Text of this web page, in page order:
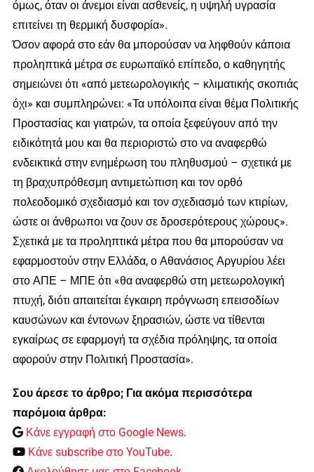
όμως, όταν οι άνεμοι είναι ασθενείς, η υψηλή υγρασία
επιτείνει τη θερμική δυσφορία».
Όσον αφορά στο εάν θα μπορούσαν να ληφθούν κάποια
προληπτικά μέτρα σε ευρωπαϊκό επίπεδο, ο καθηγητής
σημειώνει ότι «από μετεωρολογικής – κλιματικής σκοπιάς
όχι» και συμπληρώνει: «Τα υπόλοιπα είναι θέμα Πολιτικής
Προστασίας και γιατρών, τα οποία ξεφεύγουν από την
ειδικότητά μου και θα περιοριστώ στο να αναφερθώ
ενδεικτικά στην ενημέρωση του πληθυσμού – σχετικά με
τη βραχυπρόθεσμη αντιμετώπιση και τον ορθό
πολεοδομικό σχεδιασμό και τον σχεδιασμό των κτιρίων,
ώστε οι άνθρωποι να ζουν σε δροσερότερους χώρους».
Σχετικά με τα προληπτικά μέτρα που θα μπορούσαν να
εφαρμοστούν στην Ελλάδα, ο Αθανάσιος Αργυρίου λέει
στο ΑΠΕ – ΜΠΕ ότι «θα αναφερθώ στη μετεωρολογική
πτυχή, διότι απαιτείται έγκαιρη πρόγνωση επεισοδίων
καυσώνων και έντονων ξηρασιών, ώστε να τίθενται
εγκαίρως σε εφαρμογή τα σχέδια πρόληψης, τα οποία
αφορούν στην Πολιτική Προστασία».
Σου άρεσε το άρθρο; Για ακόμα περισσότερα
παρόμοια άρθρα:
Κάνε εγγραφή στο Google News.
Κάνε subscribe στο YouTube.